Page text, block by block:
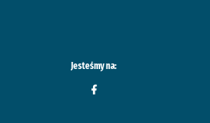
Jesteśmy na: